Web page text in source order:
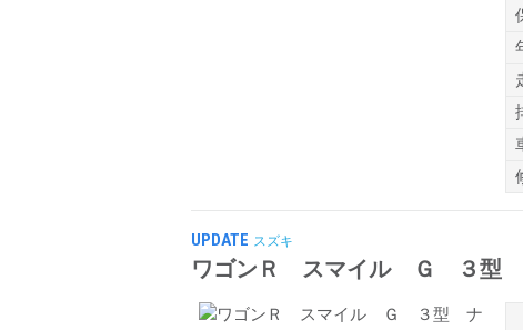
UPDATE スズキ
ワゴンＲ スマイル Ｇ ３型